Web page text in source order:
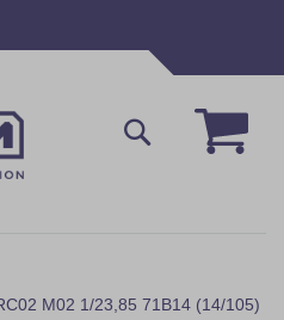
Mój
Szukaj
M02 1/23,85 71B14 (14/105)